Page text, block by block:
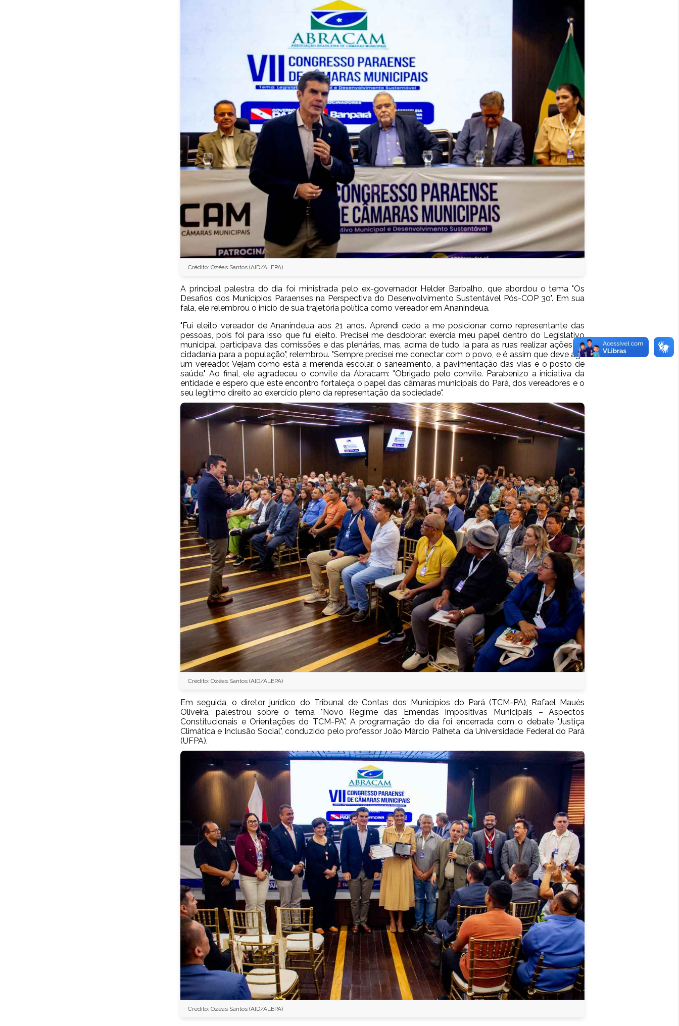
Crédito: Ozéas Santos (AID/ALEPA)
A principal palestra do dia foi ministrada pelo ex-governador Helder Barbalho, que abordou o tema "Os
Desafios dos Municípios Paraenses na Perspectiva do Desenvolvimento Sustentável Pós-COP 30". Em sua
fala, ele relembrou o início de sua trajetória política como vereador em Ananindeua.
"Fui eleito vereador de Ananindeua aos 21 anos. Aprendi cedo a me posicionar como representante das
pessoas, pois foi para isso que fui eleito. Precisei me desdobrar: exercia meu papel dentro do Legislativo
municipal, participava das comissões e das plenárias, mas, acima de tudo, ia para as ruas realizar ações de
cidadania para a população", relembrou. "Sempre precisei me conectar com o povo, e é assim que deve agir
um vereador. Vejam como está a merenda escolar, o saneamento, a pavimentação das vias e o posto de
saúde." Ao final, ele agradeceu o convite da Abracam: "Obrigado pelo convite. Parabenizo a iniciativa da
entidade e espero que este encontro fortaleça o papel das câmaras municipais do Pará, dos vereadores e o
seu legítimo direito ao exercício pleno da representação da sociedade".
Crédito: Ozéas Santos (AID/ALEPA)
Em seguida, o diretor jurídico do Tribunal de Contas dos Municípios do Pará (TCM-PA), Rafael Maués
Oliveira, palestrou sobre o tema "Novo Regime das Emendas Impositivas Municipais – Aspectos
Constitucionais e Orientações do TCM-PA". A programação do dia foi encerrada com o debate "Justiça
Climática e Inclusão Social", conduzido pelo professor João Márcio Palheta, da Universidade Federal do Pará
(UFPA).
Crédito: Ozéas Santos (AID/ALEPA)